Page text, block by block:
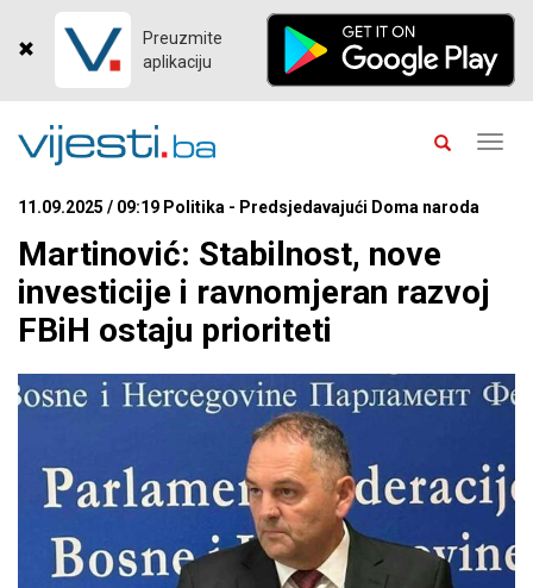
Preuzmite
aplikaciju
11.09.2025 / 09:19 Politika - Predsjedavajući Doma naroda
Martinović: Stabilnost, nove
investicije i ravnomjeran razvoj
FBiH ostaju prioriteti